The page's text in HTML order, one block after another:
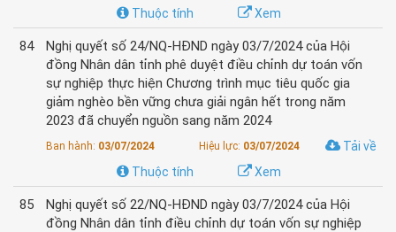
Xem
Thuộc tính
84
Nghị quyết số 24/NQ-HĐND ngày 03/7/2024 của Hội
đồng Nhân dân tỉnh phê duyệt điều chỉnh dự toán vốn
sự nghiệp thực hiện Chương trình mục tiêu quốc gia
giảm nghèo bền vững chưa giải ngân hết trong năm
2023 đã chuyển nguồn sang năm 2024
Ban hành: 03/07/2024 Hiệu lực: 03/07/2024
Tải về
Xem
Thuộc tính
85
Nghị quyết số 22/NQ-HĐND ngày 03/7/2024 của Hội
đồng Nhân dân tỉnh điều chỉnh dự toán vốn sự nghiệp